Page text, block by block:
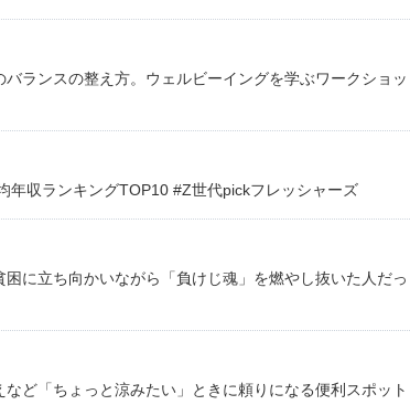
ランスの整え方。ウェルビーイングを学ぶワークショッ
年収ランキングTOP10 #Z世代pickフレッシャーズ
に立ち向かいながら「負けじ魂」を燃やし抜いた人だっ
ど「ちょっと涼みたい」ときに頼りになる便利スポット